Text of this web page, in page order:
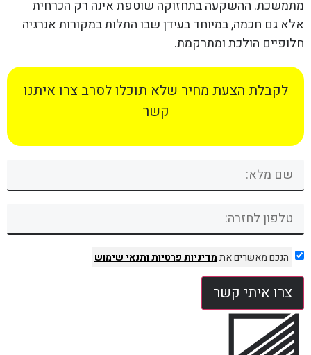
מתמשכת. ההשקעה בתחזוקה שוטפת אינה רק הכרחית
אלא גם חכמה, במיוחד בעידן שבו התלות במקורות אנרגיה
חלופיים הולכת ומתרקמת.
לקבלת הצעת מחיר שלא תוכלו לסרב צרו איתנו
קשר
הנכם מאשרים אתמדיניות פרטיותותנאי שימוש
צרו איתי קשר